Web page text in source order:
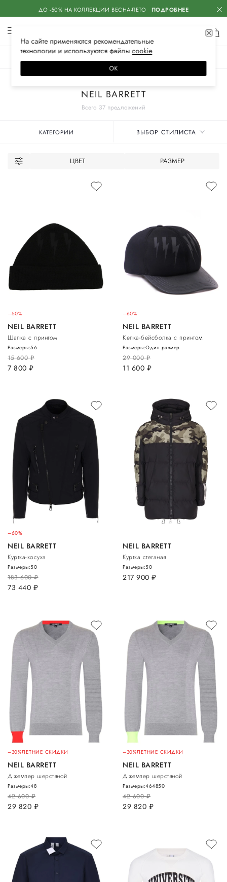
ДО -50% НА КОЛЛЕКЦИИ ВЕСНА-ЛЕТО ПОДРОБНЕЕ
Всего 37 предложений
NEIL BARRETT
КАТЕГОРИИ ВЫБОР СТИЛИСТА
ЦВЕТ РАЗМЕР
–50%
NEIL BARRETT
Шапка с принтом
15 600руб.
7 800 руб.
Размеры:56
–60%
NEIL BARRETT
Кепка-бейсболка с принтом
29 000руб.
11 600 руб.
Размеры:Один размер
–60%
NEIL BARRETT
Куртка-косуха
183 600руб.
73 440 руб.
Размеры:50
NEIL BARRETT
Куртка стеганая
217 900 руб.
Размеры:50
–30%ЛЕТНИЕ СКИДКИ
NEIL BARRETT
Джемпер шерстяной
42 600руб.
29 820 руб.
Размеры:48
–30%ЛЕТНИЕ СКИДКИ
NEIL BARRETT
Джемпер шерстяной
42 600руб.
29 820 руб.
Размеры:464850
На сайте применяются рекомендательные
технологии и используются файлысооkiе
ОК